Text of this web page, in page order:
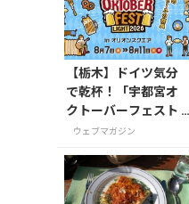
【栃木】ドイツ気分
で乾杯！「宇都宮オ
クトーバーフェスト L
ight 2026」が8月7日
ウェブマガジン